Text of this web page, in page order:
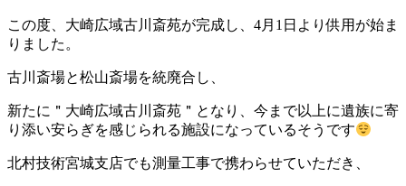
この度、大崎広域古川斎苑が完成し、4月1日より供用が始ま
りました。
古川斎場と松山斎場を統廃合し、
新たに＂大崎広域古川斎苑＂となり、今まで以上に遺族に寄
り添い安らぎを感じられる施設になっているそうです
北村技術宮城支店でも測量工事で携わらせていただき、